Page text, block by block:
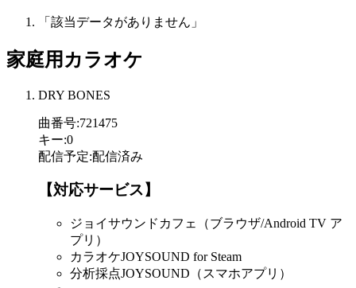
「該当データがありません」
家庭用カラオケ
DRY BONES
曲番号:721475
キー:0
配信予定:配信済み
【対応サービス】
ジョイサウンドカフェ（ブラウザ/Android TV ア
プリ）
カラオケJOYSOUND for Steam
分析採点JOYSOUND（スマホアプリ）